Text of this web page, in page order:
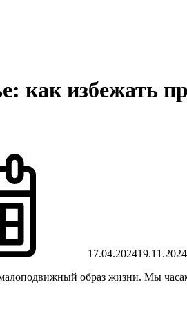
как избежать
17.04.202419.11.2024
образ жизни. Мы